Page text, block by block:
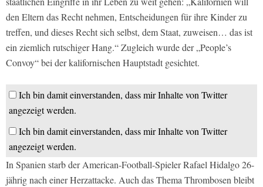
den Eltern das Recht nehmen, Entscheidungen für ihre Kinder zu
treffen, und dieses Recht sich selbst, dem Staat, zuweisen… das ist
ein ziemlich rutschiger Hang.“ Zugleich wurde der „People’s
Convoy“ bei der kalifornischen Hauptstadt gesichtet.
Ich bin damit einverstanden, dass mir Inhalte von Twitter
angezeigt werden.
Ich bin damit einverstanden, dass mir Inhalte von Twitter
angezeigt werden.
In Spanien starb der American-Football-Spieler Rafael Hidalgo 26-
jährig nach einer Herzattacke. Auch das Thema Thrombosen bleibt